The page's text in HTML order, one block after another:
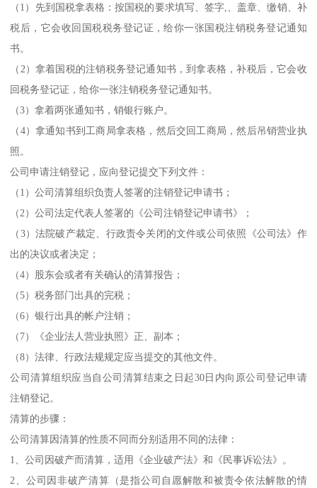
（1）先到国税拿表格：按国税的要求填写、签字,、盖章、缴销、补
税后，它会收回国税税务登记证，给你一张国税注销税务登记通知
书。
（2）拿着国税的注销税务登记通知书，到拿表格，补税后，它会收
回税务登记证，给你一张注销税务登记通知书。
（3）拿着两张通知书，销银行账户。
（4）拿通知书到工商局拿表格，然后交回工商局，然后吊销营业执
照。
公司申请注销登记，应向登记提交下列文件：
（1）公司清算组织负责人签署的注销登记申请书；
（2）公司法定代表人签署的《公司注销登记申请书》；
（3）法院破产裁定、行政责令关闭的文件或公司依照《公司法》作
出的决议或者决定；
（4）股东会或者有关确认的清算报告；
（5）税务部门出具的完税；
（6）银行出具的帐户注销；
（7）《企业法人营业执照》正、副本；
（8）法律、行政法规规定应当提交的其他文件。
公司清算组织应当自公司清算结束之日起30日内向原公司登记申请
注销登记。
清算的步骤：
公司清算因清算的性质不同而分别适用不同的法律：
1、公司因破产而清算，适用《企业破产法》和《民事诉讼法》。
2、公司因非破产清算（是指公司自愿解散和被责令依法解散的情